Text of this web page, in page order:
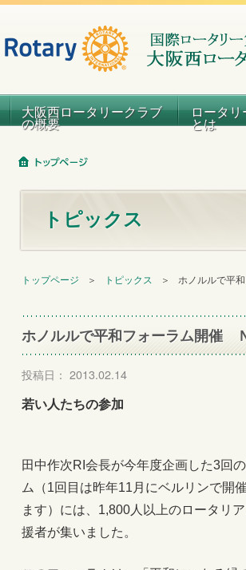
大阪西ロータリークラブ
の概要
ロータリ
とは
トピックス
トップページ ＞ トピックス ＞ ホノルルで平
ホノルルで平和フォーラム開催
投稿日： 2013.02.14
若い人たちの参加
田中作次RI会長が今年度企画した3回
ム（1回目は昨年11月にベルリンで開
ます）には、1,800人以上のロータリ
援者が集いました。